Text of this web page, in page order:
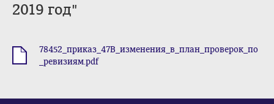
2019 год"
78452_приказ_47В_изменения_в_план_проверок_по
_ревизиям.pdf